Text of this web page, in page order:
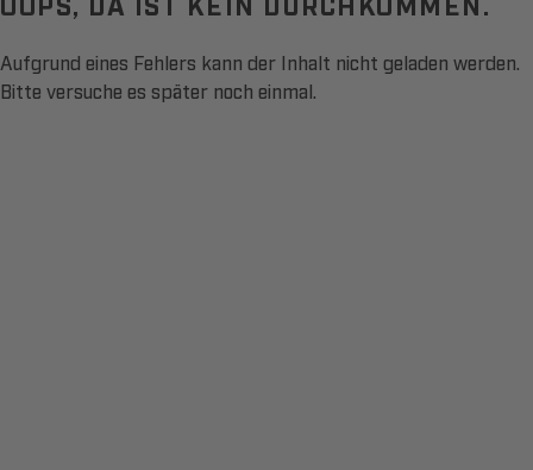
Aufgrund eines Fehlers kann der Inhalt nicht geladen werden.
Bitte versuche es später noch einmal.